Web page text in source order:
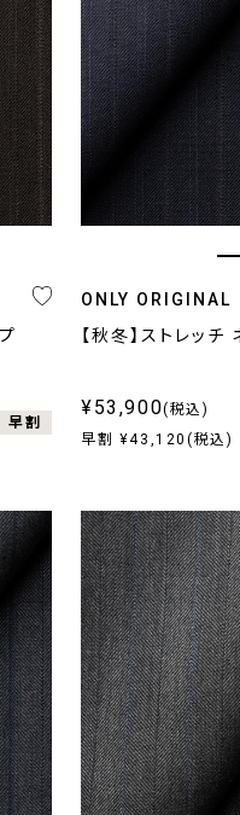
早割
ONLY ORIGINAL
【秋冬】ストレッ
¥53,900(税込)
早割 ¥43,120(税込)